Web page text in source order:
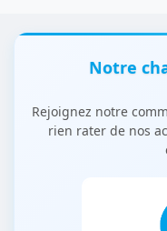
Notre
Rejoignez notre
rien rater de nos